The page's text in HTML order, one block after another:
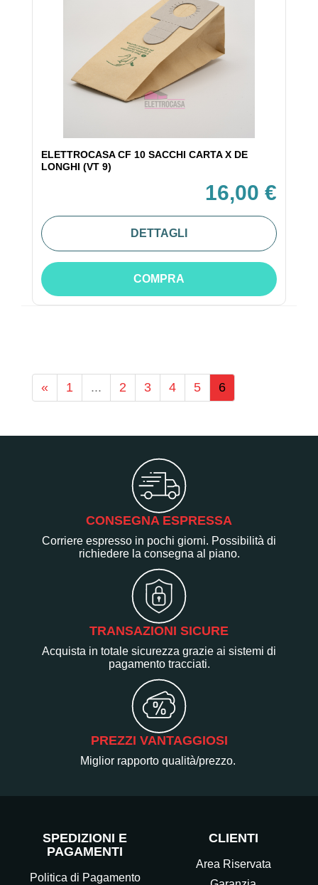
ELETTROCASA CF 10 SACCHI CARTA X DE
LONGHI (VT 9)
16,00 €
DETTAGLI
COMPRA
« 1 ... 2 3 4 5 6
CONSEGNA ESPRESSA
Corriere espresso in pochi giorni. Possibilità di
richiedere la consegna al piano.
TRANSAZIONI SICURE
Acquista in totale sicurezza grazie ai sistemi di
pagamento tracciati.
PREZZI VANTAGGIOSI
Miglior rapporto qualità/prezzo.
SPEDIZIONI E
PAGAMENTI
Politica di Pagamento
CLIENTI
Area Riservata